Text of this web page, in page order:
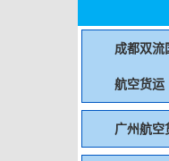
成都双流
航空货运
广州航空